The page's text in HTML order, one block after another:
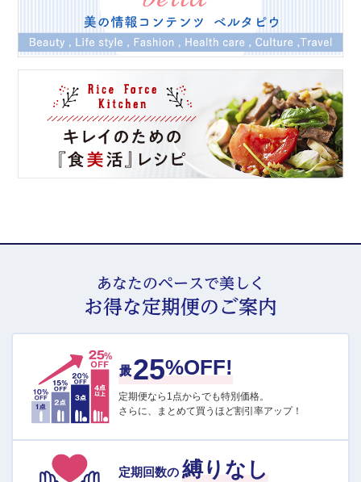
あなたのペースで美しく
お得な定期便のご案内
25%OFF!
定期便なら1点からでも特別価格。
さらに、まとめて買うほど割引率アップ！
定期回数の 縛りなし